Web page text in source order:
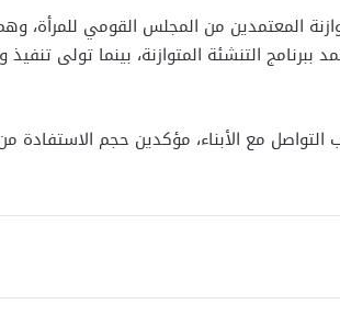
المعتمدين من المجلس القومي للمرأة، وهم
ببرنامج التنشئة المتوازنة، بينما
مع الأبناء، مؤكدين حجم الاستفادة